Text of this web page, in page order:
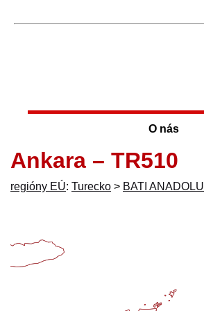
O nás
Ankara – TR510
regióny EÚ: Turecko > BATI ANADOLU